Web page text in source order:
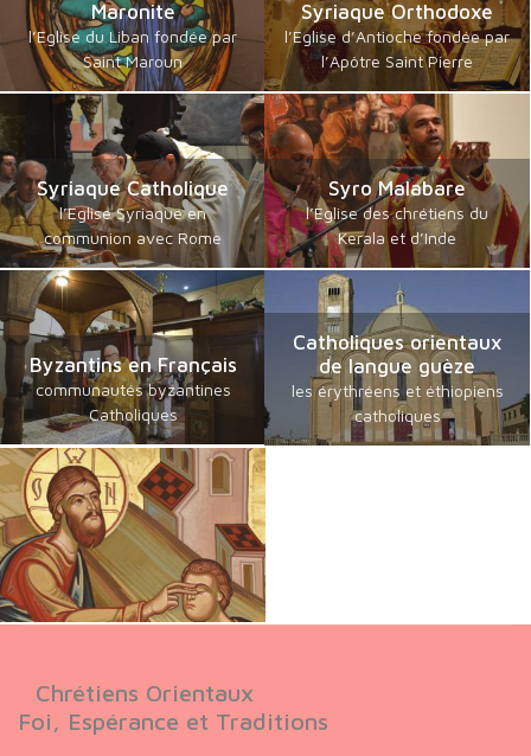
Maronite
l’Eglise du Liban fondée par
Saint Maroun
Syriaque Orthodoxe
l’Eglise d’Antioche fondée par
l’Apôtre Saint Pierre
Syriaque Catholique
l’Eglise Syriaque en
communion avec Rome
Syro Malabare
l’Eglise des chrétiens du
Kerala et d’Inde
Byzantins en Français
communautés byzantines
Catholiques
Catholiques orientaux
de langue guèze
les érythréens et éthiopiens
catholiques
Chrétiens Orientaux
Foi, Espérance et Traditions